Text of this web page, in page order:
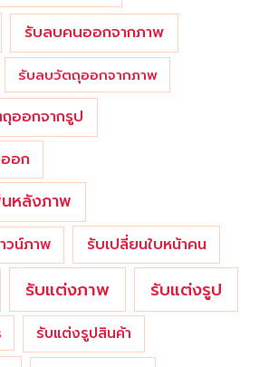
รับลบคนออกจากภาพ
รับลบวัตถุออกจากภาพ
ออกจากรูป
อก
หลังภาพ
วน์ภาพ รับเปลี่ยนใบหน้าคน
รับแต่งภาพ รับแต่งรูป
รับแต่งรูปสินค้า